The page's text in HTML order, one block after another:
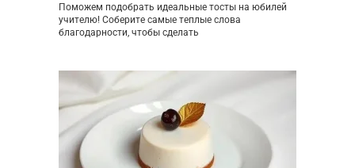
Поможем подобрать идеальные тосты на юбилей
учителю! Соберите самые теплые слова
благодарности, чтобы сделать